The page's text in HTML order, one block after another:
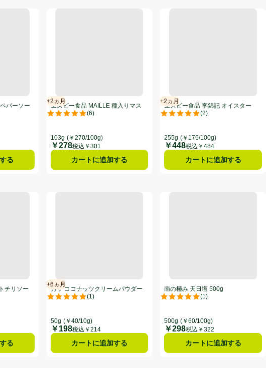
コ ペパーソース 60ml
：１年
5点中5.0点。
パーソー
る
エスビー食品 MAILLE 種入りマスタード 103g
+2ヵ月
賞味・消費期限保証：2ヵ月
(6)
評価は6件のレビューで5点中5.0点。
エスビー食品 MAILLE 種入りマス
タード 103g
103g (￥270/100g)
価格
￥278税込￥301
カートに追加する
エスビー食品 李錦記 オイス
+2ヵ月
賞味・消費期限保証：2ヵ月
(2)
評価は2件のレビューで5点中5.0
エスビー食品 李錦記 オイスター
ソース 255g
255g (￥176/100g)
価格
￥448税込￥484
カートに追加する
ートチリソース 300g
：2ヵ月
5点中4.6点。
チリソー
る
カラ ココナッツクリームパウダー 50g
+6ヵ月
賞味・消費期限保証：6ヵ月
(1 )
評価は1件のレビューで5点中5.0点。
カラ ココナッツクリームパウダー
50g
50g (￥40/10g)
価格
￥198税込￥214
カートに追加する
南の極み 天日塩 500g
(1)
評価は1件のレビューで5点中5.0
南の極み 天日塩 500g
500g (￥60/100g)
価格
￥298税込￥322
カートに追加する